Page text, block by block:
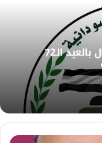
الخرطوم تبدأ التحضير للاحتفال بالعيد الـ72